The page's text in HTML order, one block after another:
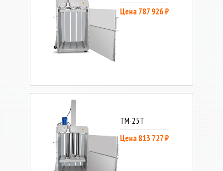
Цена 787 926 ₽
ТМ-25Т
Цена 813 727 ₽